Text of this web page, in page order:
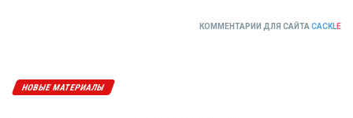
КОММЕНТАРИИ ДЛЯ САЙТА CACKLE
НОВЫЕ МАТЕРИАЛЫ